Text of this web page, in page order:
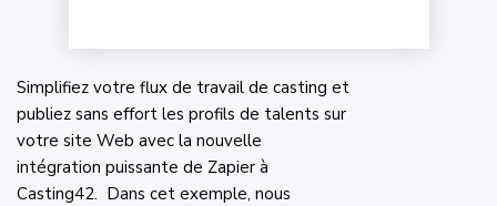
Simplifiez votre flux de travail de casting et
publiez sans effort les profils de talents sur
votre site Web avec la nouvelle
intégration puissante de Zapier à
Casting42. Dans cet exemple, nous